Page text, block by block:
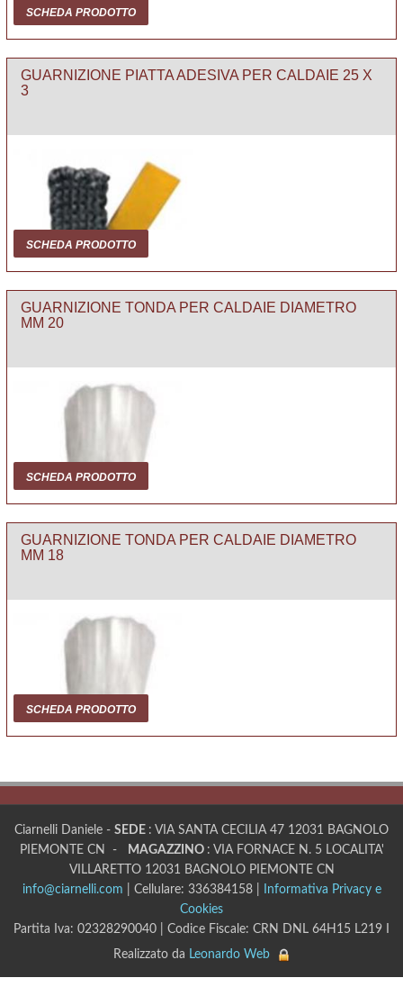
SCHEDA PRODOTTO
GUARNIZIONE PIATTA ADESIVA PER CALDAIE 25 X
3
SCHEDA PRODOTTO
GUARNIZIONE TONDA PER CALDAIE DIAMETRO
MM 20
SCHEDA PRODOTTO
GUARNIZIONE TONDA PER CALDAIE DIAMETRO
MM 18
SCHEDA PRODOTTO
Ciarnelli Daniele - SEDE : VIA SANTA CECILIA 47 12031 BAGNOLO
PIEMONTE CN -
MAGAZZINO : VIA FORNACE N. 5 LOCALITA'
VILLARETTO 12031 BAGNOLO PIEMONTE CN
info@ciarnelli.com | Cellulare: 336384158 |
Informativa Privacy e
Cookies
Partita Iva: 02328290040 | Codice Fiscale: CRN DNL 64H15 L219 I
Realizzato da Leonardo Web